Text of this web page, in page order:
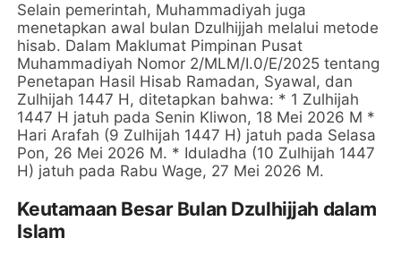
Selain pemerintah, Muhammadiyah juga
menetapkan awal bulan Dzulhijjah melalui metode
hisab. Dalam Maklumat Pimpinan Pusat
Muhammadiyah Nomor 2/MLM/I.0/E/2025 tentang
Penetapan Hasil Hisab Ramadan, Syawal, dan
Zulhijah 1447 H, ditetapkan bahwa: * 1 Zulhijah
1447 H jatuh pada Senin Kliwon, 18 Mei 2026 M *
Hari Arafah (9 Zulhijah 1447 H) jatuh pada Selasa
Pon, 26 Mei 2026 M. * Iduladha (10 Zulhijah 1447
H) jatuh pada Rabu Wage, 27 Mei 2026 M.
Keutamaan Besar Bulan Dzulhijjah dalam
Islam